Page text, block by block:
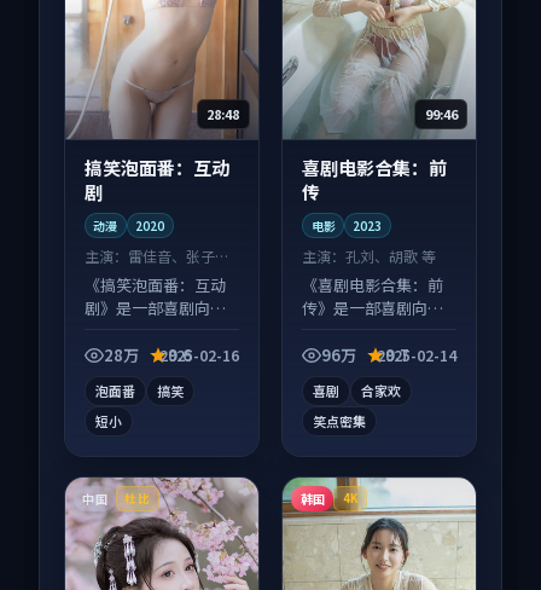
28:48
搞笑泡面番：互动
剧
动漫 2020
主演： 雷佳音、张子枫
等
《搞笑泡面番：互动
剧》是一部喜剧向动
高，适合配弹幕观
28万 9.6
2025-02-16
泡面番
搞笑
短小
99:46
喜剧电影合集：前
传
电影 2023
主演：孔刘、胡歌 等
《喜剧电影合集：前
传》是一部喜剧向电
错过，字幕区常有惊
96万 9.7
2025-02-14
喜剧
合家欢
笑点密集
中国 杜比 韩国 4K